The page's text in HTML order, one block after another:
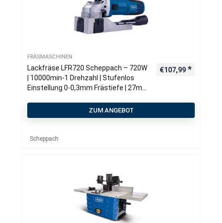
FRÄSMASCHINEN
Lackfräse LFR720 Scheppach – 720W
| 10000min-1 Drehzahl | Stufenlos
Einstellung 0-0,3mm Frästiefe | 27mm
€107,99
ZUM ANGEBOT
Scheppach